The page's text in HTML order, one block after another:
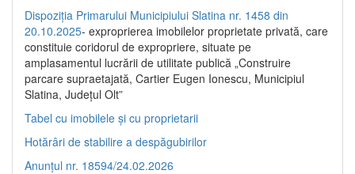
Dispoziția Primarului Municipiului Slatina nr. 1458 din
20.10.2025- exproprierea imobilelor proprietate privată, care
constituie coridorul de expropriere, situate pe
amplasamentul lucrării de utilitate publică „Construire
parcare supraetajată, Cartier Eugen Ionescu, Municipiul
Slatina, Județul Olt”
Tabel cu imobilele și cu proprietarii
Hotărâri de stabilire a despăgubirilor
Anunțul nr. 18594/24.02.2026